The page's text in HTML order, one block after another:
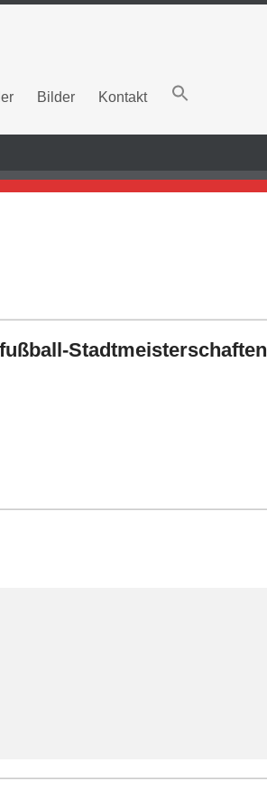
Bilder Kontakt
Stadtmeisterschaften